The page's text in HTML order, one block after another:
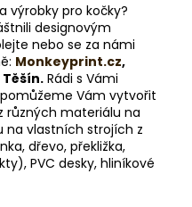
výrobky pro kočky?
designovým
nebo se za námi
Monkeyprint.cz,
Rádi s Vámi
Vám vytvořit
různých materiálu na
na vlastních strojích z
dřevo, překližka,
PVC desky, hliníkové